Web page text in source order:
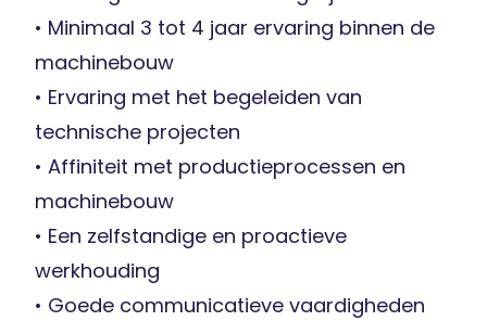
• Minimaal 3 tot 4 jaar ervaring binnen de
machinebouw
• Ervaring met het begeleiden van
technische projecten
• Affiniteit met productieprocessen en
machinebouw
• Een zelfstandige en proactieve
werkhouding
• Goede communicatieve vaardigheden